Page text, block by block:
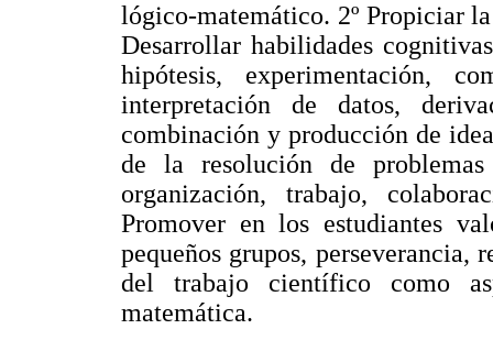
lógico-matemático. 2º Propiciar
Desarrollar habilidades
hipótesis, experimentación,
interpretación de datos,
combinación y producción de
de la resolución de
organización, trabajo,
Promover en los estudiantes
pequeños grupos, perseverancia,
del trabajo científico como
matemática.